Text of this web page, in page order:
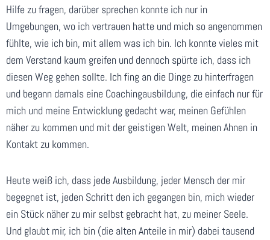
Hilfe zu fragen, darüber sprechen konnte ich nur in
Umgebungen, wo ich vertrauen hatte und mich so angenommen
fühlte, wie ich bin, mit allem was ich bin. Ich konnte vieles mit
dem Verstand kaum greifen und dennoch spürte ich, dass ich
diesen Weg gehen sollte. Ich fing an die Dinge zu hinterfragen
und begann damals eine Coachingausbildung, die einfach nur für
mich und meine Entwicklung gedacht war, meinen Gefühlen
näher zu kommen und mit der geistigen Welt, meinen Ahnen in
Kontakt zu kommen.
Heute weiß ich, dass jede Ausbildung, jeder Mensch der mir
begegnet ist, jeden Schritt den ich gegangen bin, mich wieder
ein Stück näher zu mir selbst gebracht hat, zu meiner Seele.
Und glaubt mir, ich bin (die alten Anteile in mir) dabei tausend